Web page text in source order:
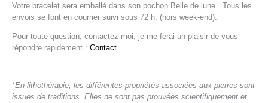
Votre bracelet sera emballé dans son pochon Belle de lune. Tous les
envois se font en courrier suivi sous 72 h. (hors week-end).
Pour toute question, contactez-moi, je me ferai un plaisir de vous
répondre rapidement : Contact
*En lithothérapie, les différentes propriétés associées aux pierres sont
issues de traditions. Elles ne sont pas prouvées scientifiquement et